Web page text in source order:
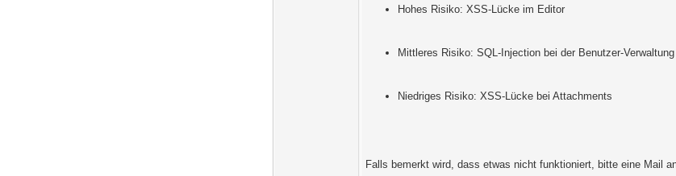
Hohes Risiko: XSS-Lücke im Editor
Mittleres Risiko: SQL-Injection bei der Benutzer-
Niedriges Risiko: XSS-Lücke bei Attachments
Falls bemerkt wird, dass etwas nicht funktioniert, bitte eine Mail